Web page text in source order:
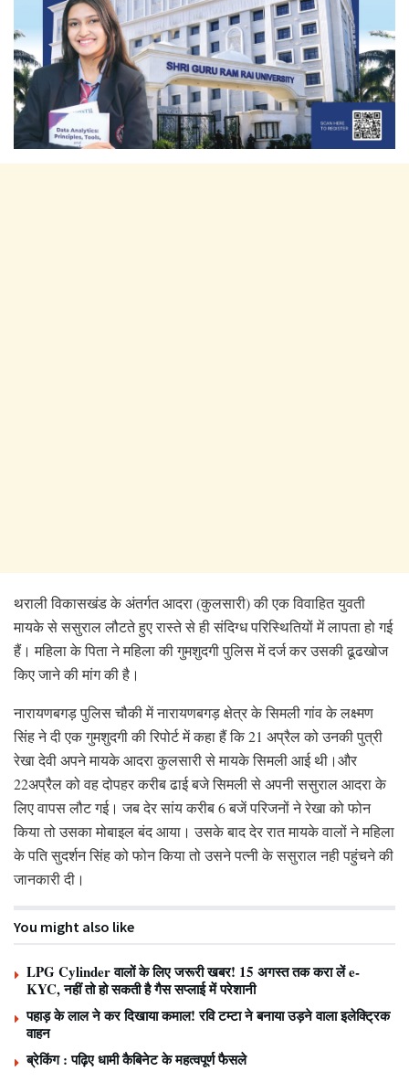
थराली विकासखंड के अंतर्गत आदरा (कुलसारी) की एक विवाहित युवती
मायके से ससुराल लौटते हुए रास्ते से ही संदिग्ध परिस्थितियों में लापता हो गई
हैं। महिला के पिता ने महिला की गुमशुदगी पुलिस में दर्ज कर उसकी ढूढखोज
किए जाने की मांग की है।
नारायणबगड़ पुलिस चौकी में नारायणबगड़ क्षेत्र के सिमली गांव के लक्ष्मण
सिंह ने दी एक गुमशुदगी की रिपोर्ट में कहा हैं कि 21 अप्रैल को उनकी पुत्री
रेखा देवी अपने मायके आदरा कुलसारी से मायके सिमली आई थी।और
22अप्रैल को वह दोपहर करीब ढाई बजे सिमली से अपनी ससुराल आदरा के
लिए वापस लौट गई। जब देर सांय करीब 6 बजें परिजनों ने रेखा को फोन
किया तो उसका मोबाइल बंद आया। उसके बाद देर रात मायके वालों ने महिला
के पति सुदर्शन सिंह को फोन किया तो उसने पत्नी के ससुराल नही पहुंचने की
जानकारी दी।
You might also like
LPG Cylinder वालों के लिए जरूरी खबर! 15 अगस्त तक करा लें e-
KYC, नहीं तो हो सकती है गैस सप्लाई में परेशानी
पहाड़ के लाल ने कर दिखाया कमाल! रवि टम्टा ने बनाया उड़ने वाला इलेक्ट्रिक
वाहन
ब्रेकिंग : पढ़िए धामी कैबिनेट के महत्वपूर्ण फैसले